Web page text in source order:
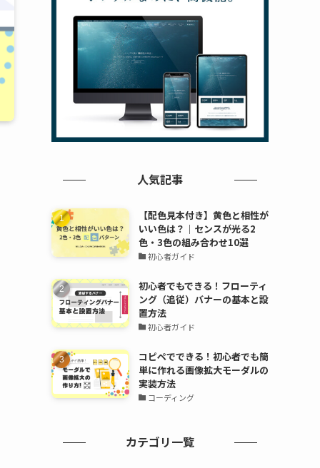
人気記事
【配色見本付き】黄色と相性が
いい色は？｜センスが光る2
色・3色の組み合わせ10選
初心者ガイド
初心者でもできる！フローティ
ング（追従）バナーの基本と設
置方法
初心者ガイド
コピペでできる！初心者でも簡
単に作れる画像拡大モーダルの
実装方法
コーディング
カテゴリ一覧